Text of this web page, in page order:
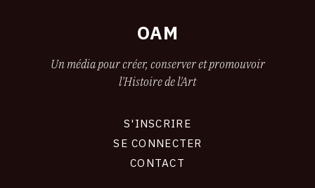
OAM
Un média pour créer, conserver et promouvoir
l'Histoire de l'Art
S'INSCRIRE
SE CONNECTER
CONTACT